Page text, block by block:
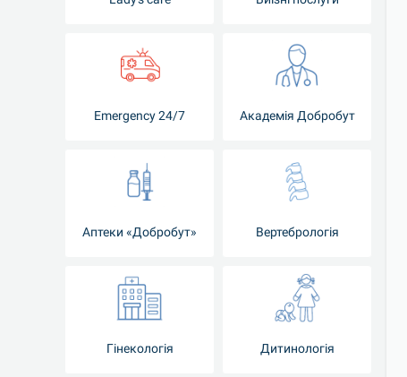
Emergency 24/7 Академія Добробут
Аптеки «Добробут» Вертебрологія
Гінекологія Дитинологія